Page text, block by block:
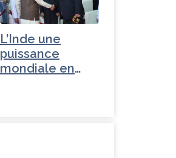
L’Inde une
puissance
mondiale en